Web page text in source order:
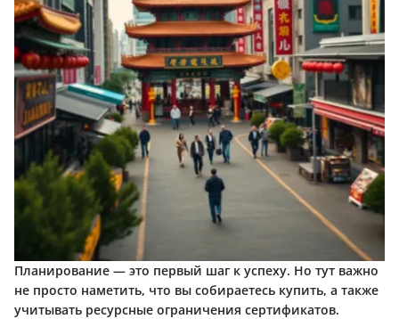
Планирование — это первый шаг к успеху. Но тут важно
не просто наметить, что вы собираетесь купить, а также
учитывать ресурсные ограничения сертификатов.